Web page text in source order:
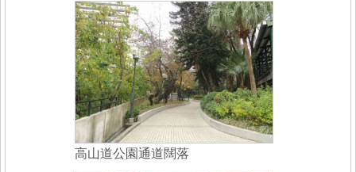
高山道公園通道闊落